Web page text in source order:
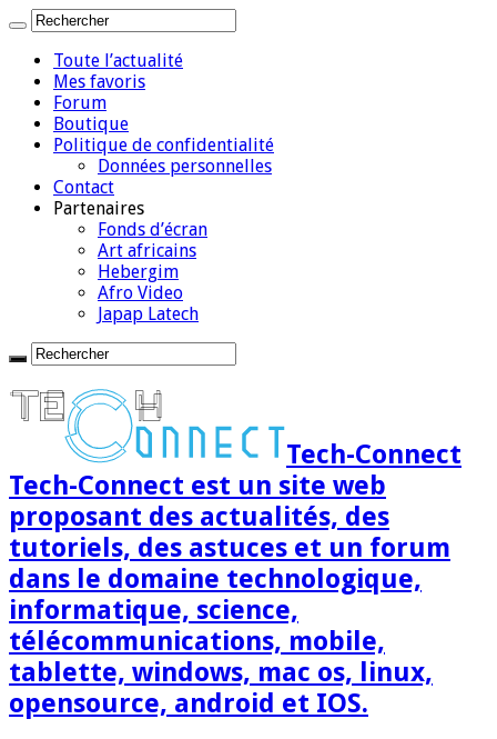
Toute l’actualité
Mes favoris
Forum
Boutique
Politique de confidentialité
Données personnelles
Contact
Partenaires
Fonds d’écran
Art africains
Hebergim
Afro Video
Japap Latech
Tech-Connect
Tech-Connect est un site web
proposant des actualités, des
tutoriels, des astuces et un forum
dans le domaine technologique,
informatique, science,
télécommunications, mobile,
tablette, windows, mac os, linux,
opensource, android et IOS.